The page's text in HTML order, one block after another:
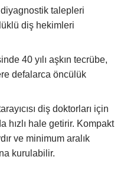
talepleri
diş hekimleri
40 yılı aşkın tecrübe,
defalarca öncülük
diş doktorları için
hızlı hale getirir. Kompakt
ve minimum aralık
kurulabilir.